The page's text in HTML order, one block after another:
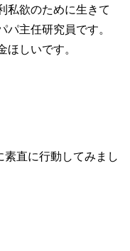
私欲のために生きて
パ主任研究員です。
ほしいです。
直に行動してみまし